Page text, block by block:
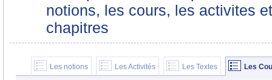
notions, les cours, les activites
chapitres
Les notions Les Activités Les Textes Les